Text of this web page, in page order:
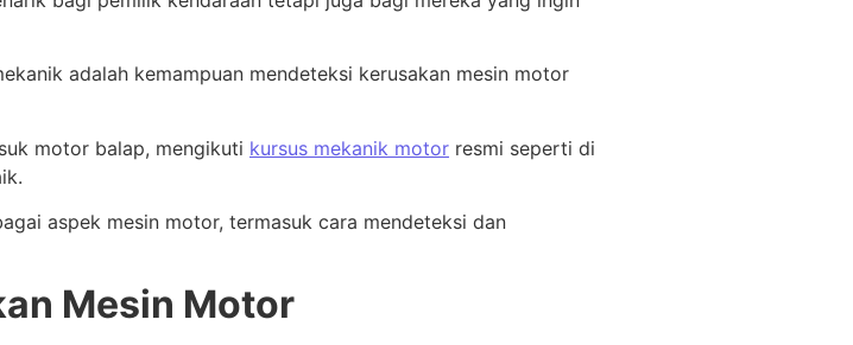
adalah kemampuan mendeteksi kerusakan mesin motor
motor balap, mengikuti kursus mekanik motor resmi seperti di
aspek mesin motor, termasuk cara mendeteksi dan
Mesin Motor